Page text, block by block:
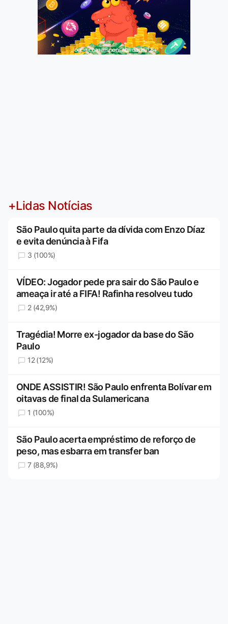
Jogue com responsabilidade. 18+
+Lidas Notícias
São Paulo quita parte da dívida com Enzo Díaz
e evita denúncia à Fifa
3 (100%)
VÍDEO: Jogador pede pra sair do São Paulo e
ameaça ir até a FIFA! Rafinha resolveu tudo
2 (42,9%)
Tragédia! Morre ex-jogador da base do São
Paulo
12 (12%)
ONDE ASSISTIR! São Paulo enfrenta Bolívar em
oitavas de final da Sulamericana
1 (100%)
São Paulo acerta empréstimo de reforço de
peso, mas esbarra em transfer ban
7 (88,9%)